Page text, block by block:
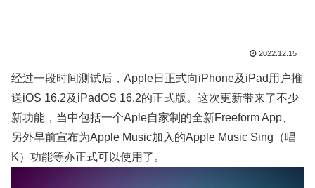
2022.12.15
经过一段时间测试后，Apple日正式向iPhone及iPad用户推
送iOS 16.2及iPadOS 16.2的正式版。这次更新带来了不少
新功能，当中包括一个Aple自家制的全新Freeform App、
另外早前宣布为Apple Music加入的Apple Music Sing（唱
K）功能等亦正式可以使用了。